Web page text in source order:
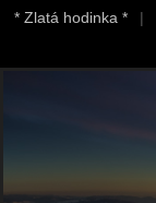
* Zlatá hodinka * |